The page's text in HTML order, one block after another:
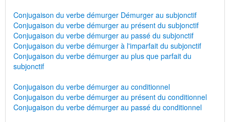
Conjugaison du verbe démurger Démurger au subjonctif
Conjugaison du verbe démurger au présent du subjonctif
Conjugaison du verbe démurger au passé du subjonctif
Conjugaison du verbe démurger à l'imparfait du subjonctif
Conjugaison du verbe démurger au plus que parfait du
subjonctif
Conjugaison du verbe démurger au conditionnel
Conjugaison du verbe démurger au présent du conditionnel
Conjugaison du verbe démurger au passé du conditionnel